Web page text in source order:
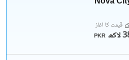
قیمت کا آغاز
PKR